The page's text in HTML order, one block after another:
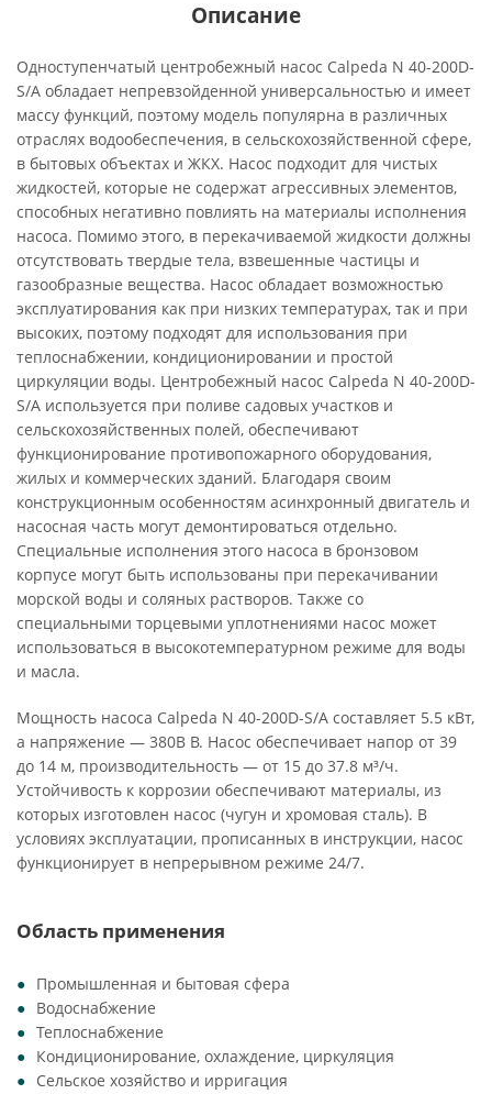
Описание
Одноступенчатый центробежный насос Calpeda N 40-200D-
S/A обладает непревзойденной универсальностью и имеет
массу функций, поэтому модель популярна в различных
отраслях водообеспечения, в сельскохозяйственной сфере,
в бытовых объектах и ЖКХ. Насос подходит для чистых
жидкостей, которые не содержат агрессивных элементов,
способных негативно повлиять на материалы исполнения
насоса. Помимо этого, в перекачиваемой жидкости должны
отсутствовать твердые тела, взвешенные частицы и
газообразные вещества. Насос обладает возможностью
эксплуатирования как при низких температурах, так и при
высоких, поэтому подходят для использования при
теплоснабжении, кондиционировании и простой
циркуляции воды. Центробежный насос Calpeda N 40-200D-
S/A используется при поливе садовых участков и
сельскохозяйственных полей, обеспечивают
функционирование противопожарного оборудования,
жилых и коммерческих зданий. Благодаря своим
конструкционным особенностям асинхронный двигатель и
насосная часть могут демонтироваться отдельно.
Специальные исполнения этого насоса в бронзовом
корпусе могут быть использованы при перекачивании
морской воды и соляных растворов. Также со
специальными торцевыми уплотнениями насос может
использоваться в высокотемпературном режиме для воды
и масла.
Мощность насоса Calpeda N 40-200D-S/A составляет 5.5 кВт,
а напряжение — 380В В. Насос обеспечивает напор от 39
до 14 м, производительность — от 15 до 37.8 м³/ч.
Устойчивость к коррозии обеспечивают материалы, из
которых изготовлен насос (чугун и хромовая сталь). В
условиях эксплуатации, прописанных в инструкции, насос
функционирует в непрерывном режиме 24/7.
Область применения
Промышленная и бытовая сфера
Водоснабжение
Теплоснабжение
Кондиционирование, охлаждение, циркуляция
Сельское хозяйство и ирригация